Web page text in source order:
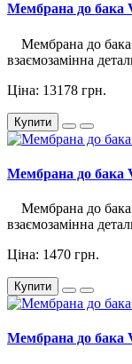
Мембрана до бака
Мембрана до бака
взаємозамінна
Ціна: 13178 грн.
Купити
Мембрана до бака
Мембрана до бака
взаємозамінна
Ціна: 1470 грн.
Купити
Мембрана до бака